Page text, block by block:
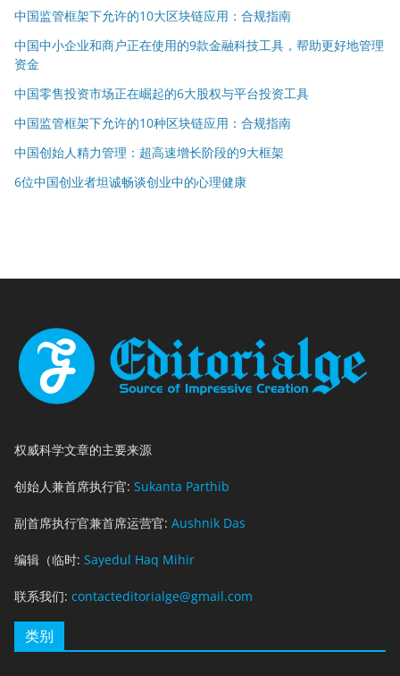
中国监管框架下允许的10大区块链应用：合规指南
中国中小企业和商户正在使用的9款金融科技工具，帮助更好地管理
资金
中国零售投资市场正在崛起的6大股权与平台投资工具
中国监管框架下允许的10种区块链应用：合规指南
中国创始人精力管理：超高速增长阶段的9大框架
6位中国创业者坦诚畅谈创业中的心理健康
权威科学文章的主要来源
创始人兼首席执行官: Sukanta Parthib
副首席执行官兼首席运营官: Aushnik Das
编辑（临时: Sayedul Haq Mihir
联系我们: contacteditorialge@gmail.com
类别